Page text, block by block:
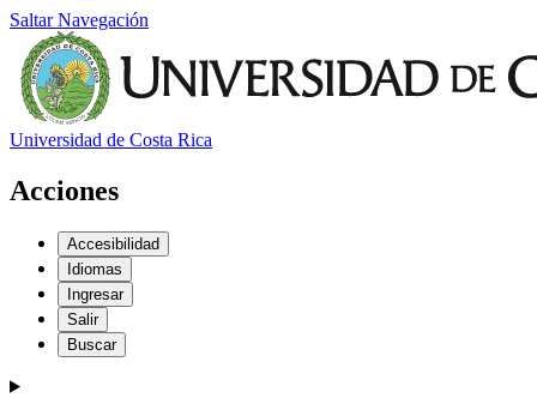
Saltar Navegación
Universidad de Costa Rica
Acciones
Accesibilidad
Idiomas
Ingresar
Salir
Buscar